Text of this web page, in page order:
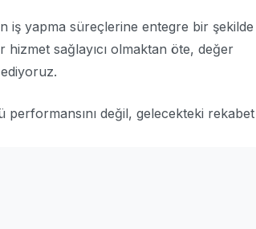
iş yapma süreçlerine entegre bir şekilde
sağlayıcı olmaktan öte, değer
performansını değil, gelecekteki rekabet